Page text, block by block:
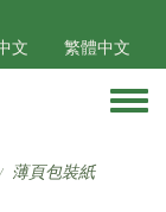
文 繁體中文
Toggle
薄頁包裝紙